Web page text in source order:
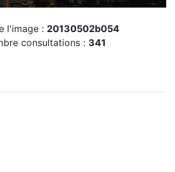
l'image : 20130502b054
consultations : 341